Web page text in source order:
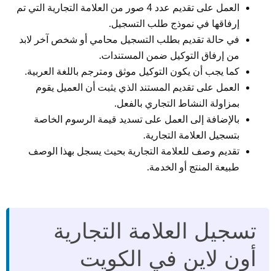
العمل على تقديم عدد 4 صور من العلامة التجارية التي تم
إرفاقها في نموذج طلب التسجيل.
في حالة تقديم بطلب التسجيل محامي أو شخص آخر لابد
من إرفاق التوكيل ضمن المستندات.
كما يجب أن يكون التوكيل موثق ومترجم باللغة العربية.
العمل على تقديم المستند الذي يثبت أن العميل يقوم
بمزاولة النشاط التجاري بالفعل.
بالإضافة إلى العمل على تسديد قيمة الرسوم الخاصة
بتسجيل العلامة التجارية.
تقديم وصف للعلامة التجارية بحيث يسجل بهذا الوصف
طبيعة المنتج أو الخدمة.
تسجيل العلامة التجارية
أون لاين في الكويت